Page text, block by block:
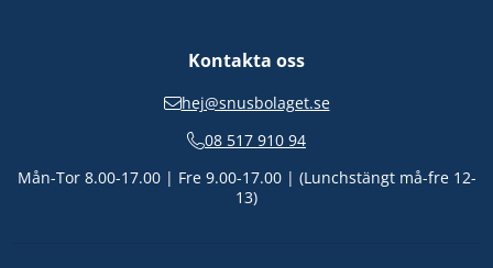
Kontakta oss
hej@snusbolaget.se
08 517 910 94
Mån-Tor 8.00-17.00 | Fre 9.00-17.00 | (Lunchstängt må-fre 12-
13)